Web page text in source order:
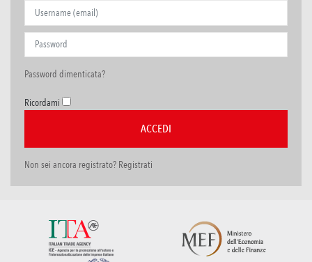
Password dimenticata?
Ricordami
Non sei ancora registrato? Registrati